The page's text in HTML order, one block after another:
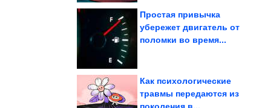
Простая привычка
убережет двигатель от
поломки во время...
Как психологические
травмы передаются из